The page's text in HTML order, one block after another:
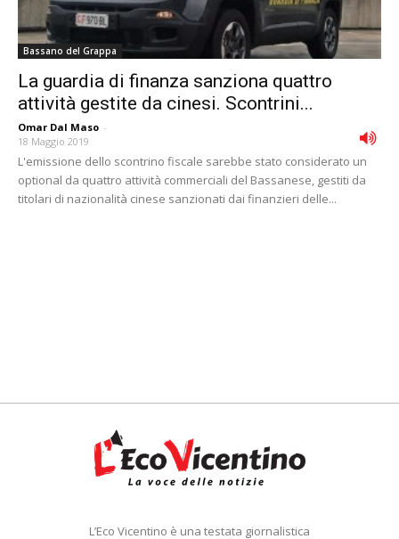
Bassano del Grappa
La guardia di finanza sanziona quattro
attività gestite da cinesi. Scontrini...
Omar Dal Maso -
18 Maggio 2019
L'emissione dello scontrino fiscale sarebbe stato considerato un
optional da quattro attività commerciali del Bassanese, gestiti da
titolari di nazionalità cinese sanzionati dai finanzieri delle...
L’Eco Vicentino è una testata giornalistica